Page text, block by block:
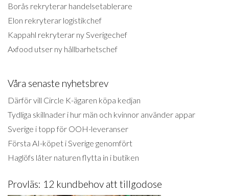
Borås rekryterar handelsetablerare
Elon rekryterar logistikchef
Kappahl rekryterar ny Sverigechef
Axfood utser ny hållbarhetschef
Våra senaste nyhetsbrev
Därför vill Circle K-ägaren köpa kedjan
Tydliga skillnader i hur män och kvinnor använder appar
Sverige i topp för OOH-leveranser
Första AI-köpet i Sverige genomfört
Haglöfs låter naturen flytta in i butiken
Provläs: 12 kundbehov att tillgodose